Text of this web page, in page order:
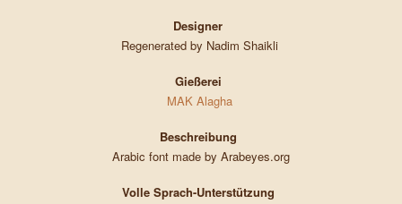
Designer
Regenerated by Nadim Shaikli
Gießerei
MAK Alagha
Beschreibung
Arabic font made by Arabeyes.org
Volle Sprach-Unterstützung